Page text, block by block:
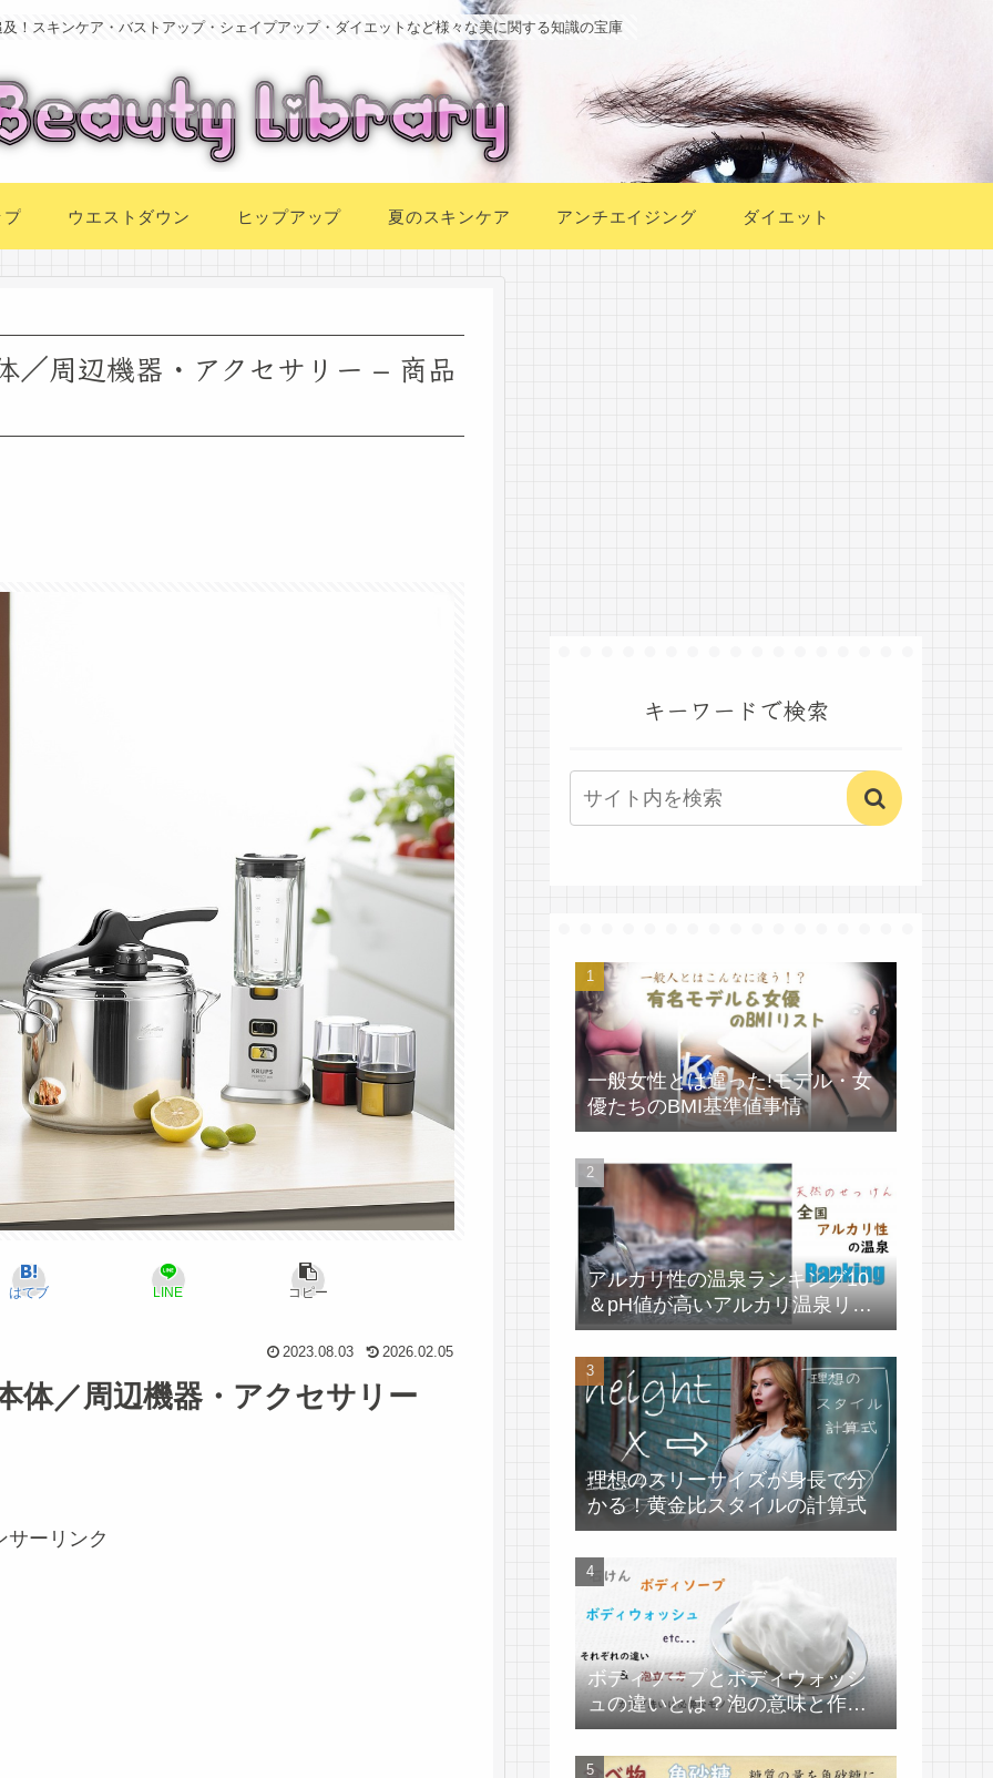
！スキンケア・バストアップ・シェイプアップ・ダイエットなど様々な美に関する知識の宝庫
プ ウエストダウン ヒップアップ 夏のスキンケア アンチエイジング ダイエット
／周辺機器・アクセサリー – 商品
はてブ LINE コピー
2023.08.03 2026.02.05
体／周辺機器・アクセサリー
サーリンク
キーワードで検索
一般女性とは違った!モデル・女
優たちのBMI基準値事情
アルカリ性の温泉ランキング10
＆pH値が高いアルカリ温泉リス
ト
理想のスリーサイズが身長で分
かる！黄金比スタイルの計算式
ボディソープとボディウォッシ
ュの違いとは？泡の意味と作り
方